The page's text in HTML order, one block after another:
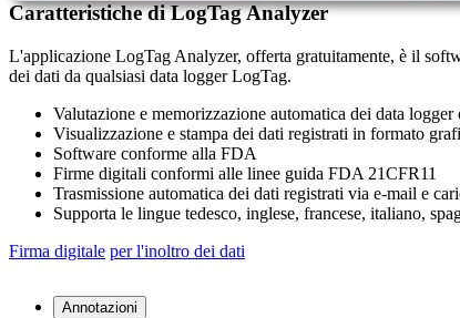
Caratteristiche di LogTag Analyzer
L'applicazione LogTag Analyzer, offerta gratuitamente, è il
dei dati da qualsiasi data logger LogTag.
Valutazione e memorizzazione automatica dei data logger
Visualizzazione e stampa dei dati registrati in formato
Software conforme alla FDA
Firme digitali conformi alle linee guida FDA 21CFR11
Trasmissione automatica dei dati registrati via e-mail e
Supporta le lingue tedesco, inglese, francese, italiano,
Firma digitale per l'inoltro dei dati
Annotazioni